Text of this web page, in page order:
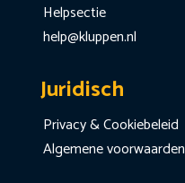
Helpsectie
help@kluppen.nl
Juridisch
Privacy & Cookiebeleid
Algemene voorwaarden